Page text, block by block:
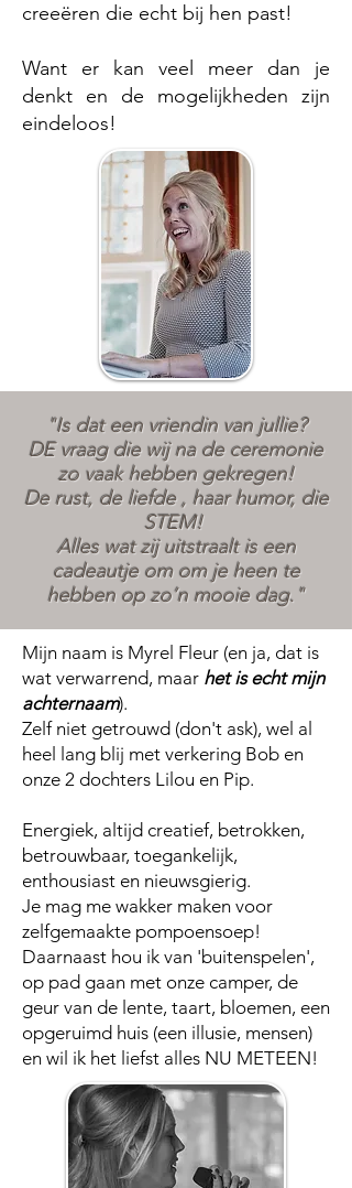
creeëren die echt bij hen past!
Want er kan veel meer dan je
denkt en de mogelijkheden zijn
eindeloos!
"Is dat een vriendin van jullie?
DE vraag die wij na de ceremonie
zo vaak hebben gekregen!
De rust, de liefde , haar humor, die
STEM!
Alles wat zij uitstraalt is een
cadeautje om om je heen te
hebben op zo’n mooie dag."
Mijn naam is Myrel Fleur (en ja, dat is
wat verwarrend, maar het is echt mijn
achternaam).
Zelf niet getrouwd (don't ask), wel al
heel lang blij met verkering Bob en
onze 2 dochters Lilou en Pip.
Energiek, altijd creatief, betrokken,
betrouwbaar, toegankelijk,
enthousiast en nieuwsgierig.
Je mag me wakker maken voor
zelfgemaakte pompoensoep!
Daarnaast hou ik van 'buitenspelen',
op pad gaan met onze camper, de
geur van de lente, taart, bloemen, een
opgeruimd huis (een illusie, mensen)
en wil ik het liefst alles NU METEEN!